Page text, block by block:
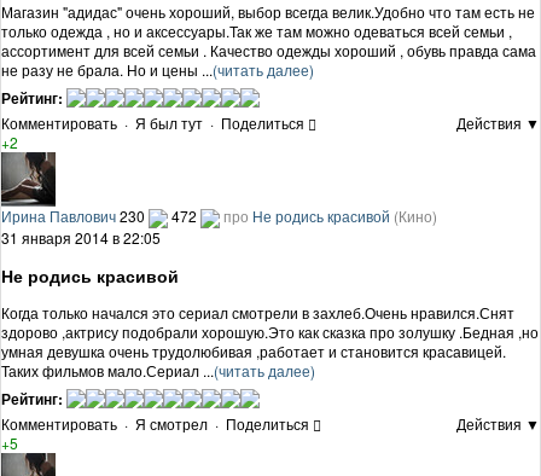
Магазин "адидас" очень хороший, выбор всегда велик.Удобно что там есть не
только одежда , но и аксессуары.Так же там можно одеваться всей семьи ,
ассортимент для всей семьи . Качество одежды хороший , обувь правда сама
не разу не брала. Но и цены ...(читать далее)
Рейтинг:
Комментировать · Я был тут · Поделиться
Действия ▼
+2
Ирина Павлович230 472 про Не родись красивой (Кино)
31 января 2014 в 22:05
Не родись красивой
Когда только начался это сериал смотрели в захлеб.Очень нравился.Снят
здорово ,актрису подобрали хорошую.Это как сказка про золушку .Бедная ,но
умная девушка очень трудолюбивая ,работает и становится красавицей.
Таких фильмов мало.Сериал ...(читать далее)
Рейтинг:
Комментировать · Я смотрел · Поделиться
Действия ▼
+5